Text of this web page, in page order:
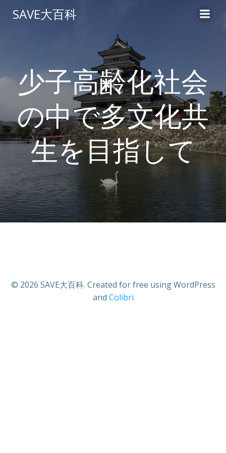
ン
ツ
へ
ス
キ
ッ
プ
SAVE大百科
少子高齢化社会
の中で多文化共
生を目指して
© 2026 SAVE大百科. Created for free using WordPress
and Colibri